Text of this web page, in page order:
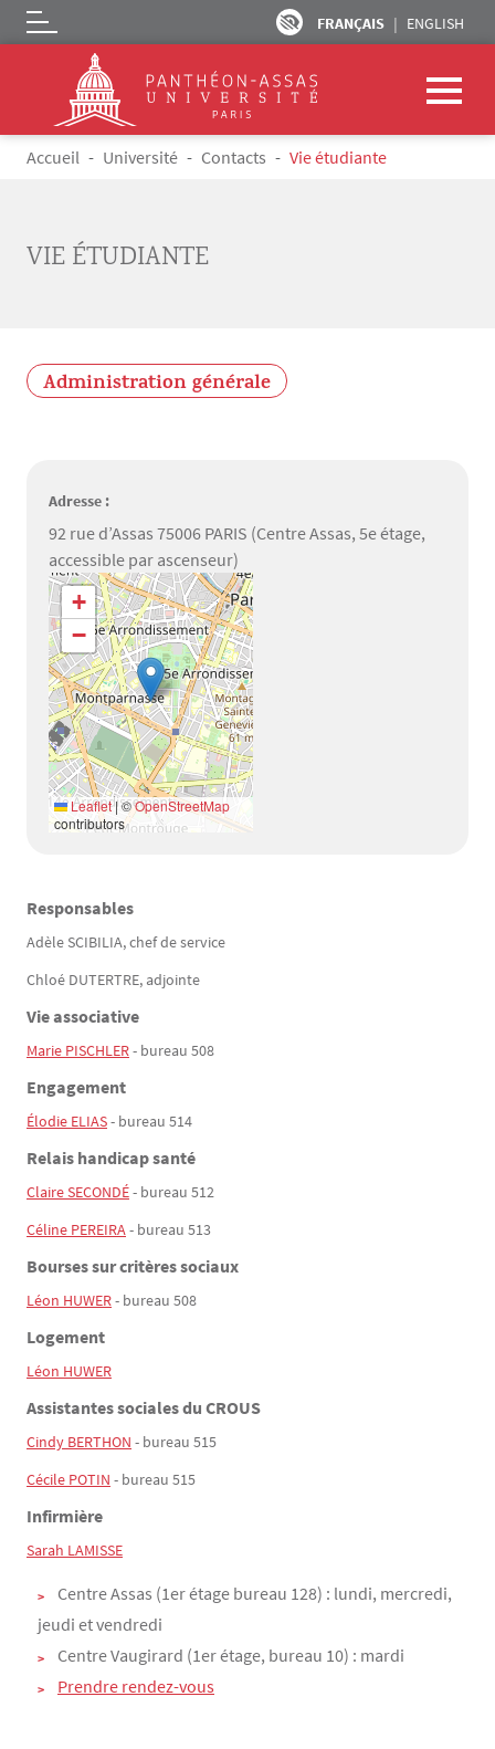
Aller au contenu principal
FRANÇAIS ENGLISH
Logo
Fil d'Ariane
Accueil Université Contacts Vie étudiante
VIE ÉTUDIANTE
Administration générale
Adresse :
92 rue d’Assas 75006 PARIS (Centre Assas, 5e étage,
accessible par ascenseur)
Géolocalisation
+
−
Leaflet |©OpenStreetMap
contributors
Texte
Responsables
Adèle SCIBILIA, chef de service
Chloé DUTERTRE, adjointe
Vie associative
Marie PISCHLER- bureau 508
Engagement
Élodie ELIAS- bureau 514
Relais handicap santé
Claire SECONDÉ- bureau 512
Céline PEREIRA- bureau 513
Bourses sur critères sociaux
Léon HUWER- bureau 508
Logement
Léon HUWER
Assistantes sociales du CROUS
Cindy BERTHON - bureau 515
Cécile POTIN - bureau 515
Infirmière
Sarah LAMISSE
Centre Assas (1er étage bureau 128) : lundi, mercredi,
jeudi et vendredi
Centre Vaugirard (1er étage, bureau 10) : mardi
Prendre rendez-vous